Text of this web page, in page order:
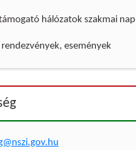
hálózatok szakmai nap
események